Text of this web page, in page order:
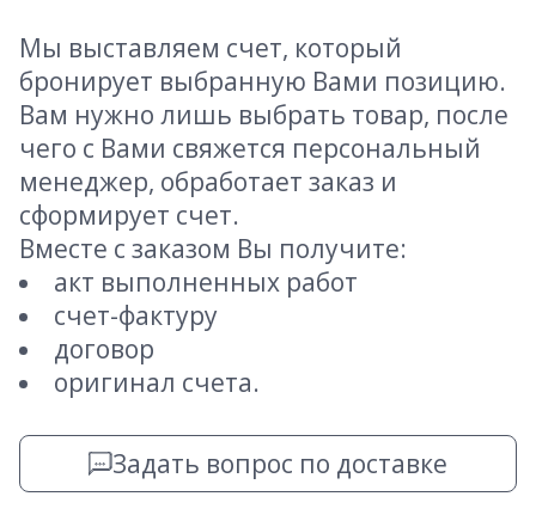
Мы выставляем счет, который
бронирует выбранную Вами позицию.
Вам нужно лишь выбрать товар, после
чего с Вами свяжется персональный
менеджер, обработает заказ и
сформирует счет.
Вместе с заказом Вы получите:
акт выполненных работ
счет-фактуру
договор
оригинал счета.
Задать вопрос по доставке